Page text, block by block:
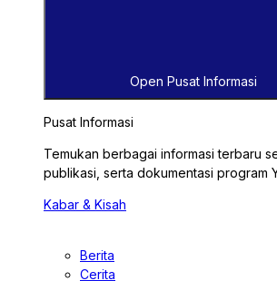
Open Pusat Informasi
Pusat Informasi
Temukan berbagai informasi terbaru
publikasi, serta dokumentasi program
Kabar & Kisah
Berita
Cerita